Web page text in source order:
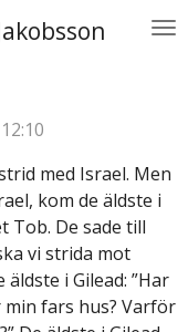
med Israel. Men
kom de äldste i
Tob. De sade till
vi strida mot
i Gilead: ”Har
fars hus? Varför